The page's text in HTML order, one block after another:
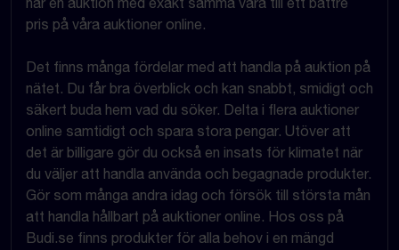
pris på våra auktioner online.
Det finns många fördelar med att handla på auktion på
nätet. Du får bra överblick och kan snabbt, smidigt och
säkert buda hem vad du söker. Delta i flera auktioner
online samtidigt och spara stora pengar. Utöver att
det är billigare gör du också en insats för klimatet när
du väljer att handla använda och begagnade produkter.
Gör som många andra idag och försök till största mån
att handla hållbart på auktioner online. Hos oss på
Budi.se finns produkter för alla behov i en mängd